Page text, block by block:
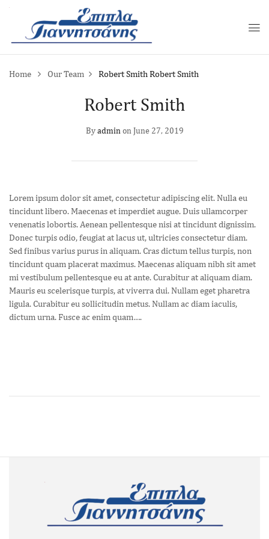
Home Our Team Robert Smith Robert Smith
Robert Smith
Byadmin on June 27, 2019
Lorem ipsum dolor sit amet, consectetur adipiscing elit. Nulla eu
tincidunt libero. Maecenas et imperdiet augue. Duis ullamcorper
venenatis lobortis. Aenean pellentesque nisi at tincidunt dignissim.
Donec turpis odio, feugiat at lacus ut, ultricies consectetur diam.
Sed finibus varius purus in aliquam. Cras dictum tellus turpis, non
tincidunt quam placerat maximus. Maecenas aliquam nibh sit amet
mi vestibulum pellentesque eu at ante. Curabitur at aliquam diam.
Mauris eu scelerisque turpis, at viverra dui. Nullam eget pharetra
ligula. Curabitur eu sollicitudin metus. Nullam ac diam iaculis,
dictum urna. Fusce ac enim quam….